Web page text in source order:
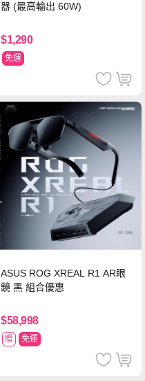
器 (最高輸出 60W)
$1,290
免運
ASUS ROG XREAL R1 AR眼
鏡 黑 組合優惠
$58,998
贈 免運